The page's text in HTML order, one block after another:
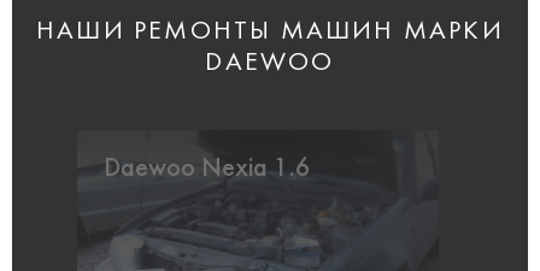
НАШИ РЕМОНТЫ МАШИН МАРКИ
DAEWOO
Daewoo Nexia 1.6